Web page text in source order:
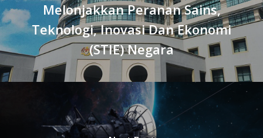
Melonjakkan Peranan Sains,
Teknologi, Inovasi Dan Ekonomi
(STIE) Negara